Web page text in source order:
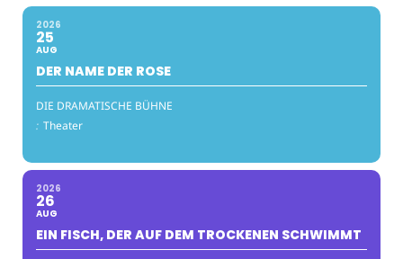
2026
25
AUG
DER NAME DER ROSE
DIE DRAMATISCHE BÜHNE
: Theater
2026
26
AUG
EIN FISCH, DER AUF DEM TROCKENEN SCHWIMMT